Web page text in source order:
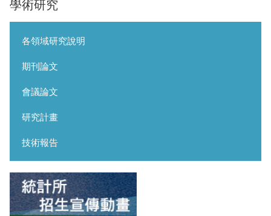
學術研究
各領域研究說明
期刊論文
會議論文
研究計畫
技術報告